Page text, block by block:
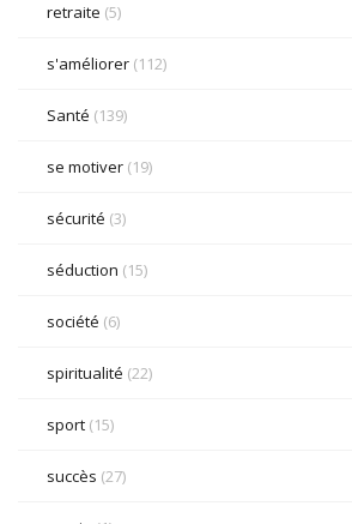
retraite (5)
s'améliorer (112)
Santé (139)
se motiver (19)
sécurité (3)
séduction (15)
société (6)
spiritualité (22)
sport (15)
succès (27)